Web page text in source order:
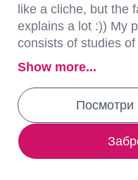
like a cliche, but the
explains a lot :)) My
consists of studies of
Show more...
Посмотри